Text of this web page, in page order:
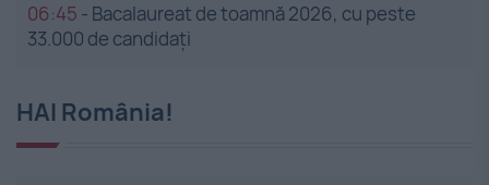
06:45 - Bacalaureat de toamnă 2026, cu peste
33.000 de candidați
HAI România!